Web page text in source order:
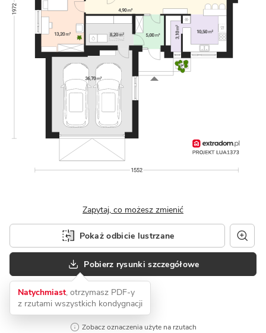
Zapytaj, co możesz zmienić
Pokaż odbicie lustrzane
Pobierz rysunki szczegółowe
Natychmiast, otrzymasz PDF-y
z rzutami wszystkich kondygnacji
Zobacz oznaczenia użyte na rzutach